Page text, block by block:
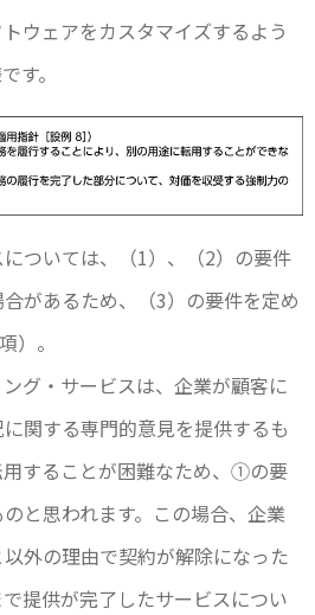
ウェアをカスタマイズするよう
す。
ついては、（1）、（2）の要件
があるため、（3）の要件を定め
）。
グ・サービスは、企業が顧客に
関する専門的意見を提供するも
することが困難なため、①の要
と思われます。この場合、企業
外の理由で契約が解除になった
提供が完了したサービスについ